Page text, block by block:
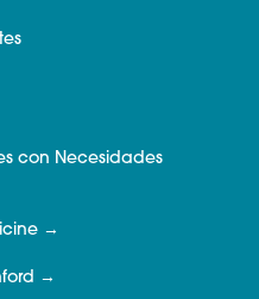
con Necesidades